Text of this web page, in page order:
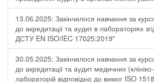
13.06.2025: Закінчилося навчання за
до акредитації та аудит в лабораторіях
ДСТУ EN ISO/IEC 17025:2019"
30.05.2025: Закінчилося навчання за
до акредитації та аудит медичних
лабораторій відповідно до вимог ISO